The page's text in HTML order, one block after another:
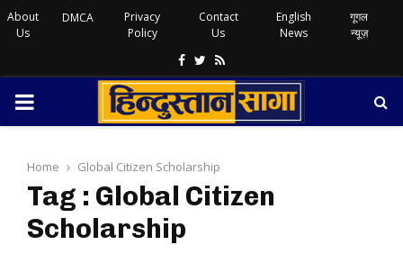
About
Us
DMCA
Privacy
Policy
Contact
Us
English
News
गूगल
न्यूज़
Facebook
Twitter
Rss
PRIMARY
Home Global Citizen Scholarship
Tag : Global Citizen
Scholarship